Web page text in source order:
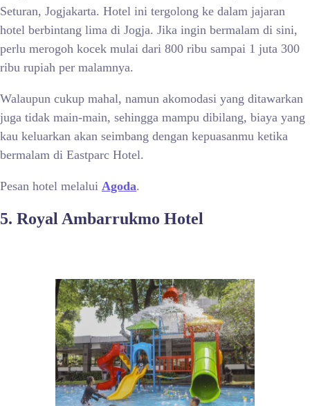
Seturan, Jogjakarta. Hotel ini tergolong ke dalam jajaran
hotel berbintang lima di Jogja. Jika ingin bermalam di sini,
perlu merogoh kocek mulai dari 800 ribu sampai 1 juta 300
ribu rupiah per malamnya.
Walaupun cukup mahal, namun akomodasi yang ditawarkan
juga tidak main-main, sehingga mampu dibilang, biaya yang
kau keluarkan akan seimbang dengan kepuasanmu ketika
bermalam di Eastparc Hotel.
Pesan hotel melalui Agoda.
5. Royal Ambarrukmo Hotel